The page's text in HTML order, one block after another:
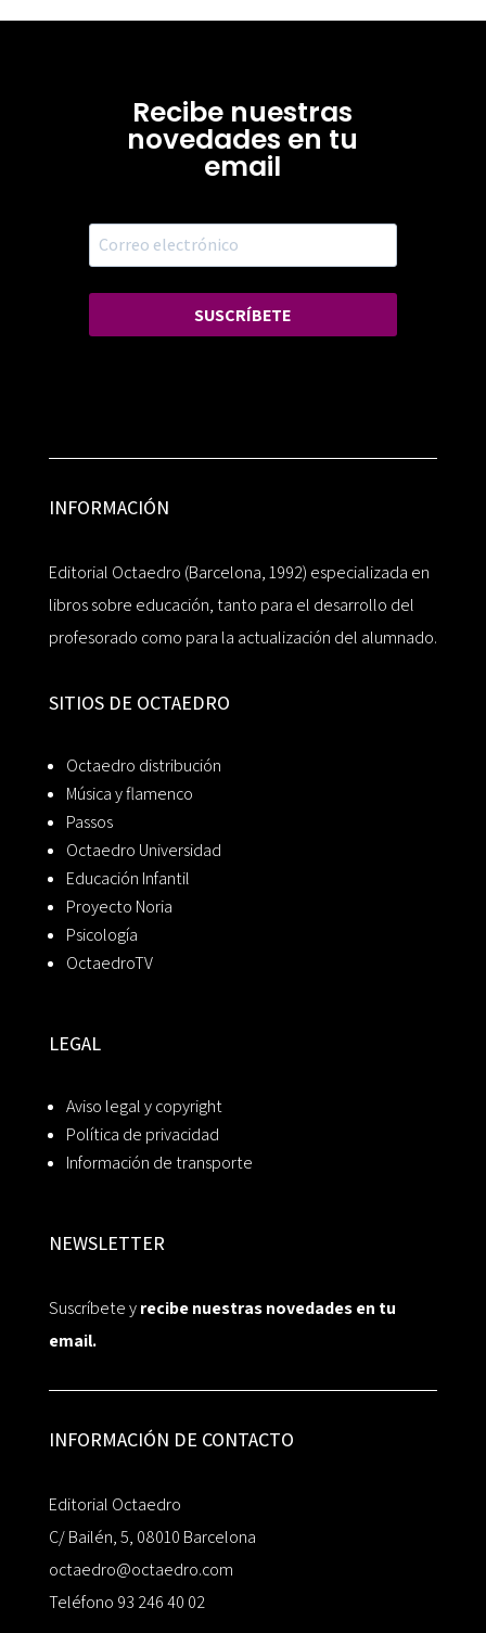
Recibe nuestras
novedades en tu
email
SUSCRÍBETE
INFORMACIÓN
Editorial Octaedro (Barcelona, 1992) especializada en
libros sobre educación, tanto para el desarrollo del
profesorado como para la actualización del alumnado.
SITIOS DE OCTAEDRO
Octaedro distribución
Música y flamenco
Passos
Octaedro Universidad
Educación Infantil
Proyecto Noria
Psicología
OctaedroTV
LEGAL
Aviso legal y copyright
Política de privacidad
Información de transporte
NEWSLETTER
Suscríbete yrecibe nuestras novedades en tu
email.
INFORMACIÓN DE CONTACTO
Editorial Octaedro
C/ Bailén, 5, 08010 Barcelona
octaedro@octaedro.com
Teléfono 93 246 40 02